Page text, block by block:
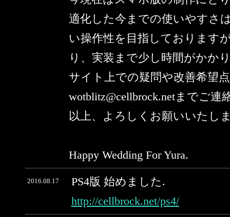
適化した今までの使いやすさ
い操作性を目指しております
り、実装まで少し時間がかか
サイト上での疑問や改善希望
wotblitz@cellbrock.netまでご連
以上、よろしくお願いいたし
Happy Wedding For Yura.
2016.08.17
PS4版 始めました.
http://cellbrock.net/ps4/